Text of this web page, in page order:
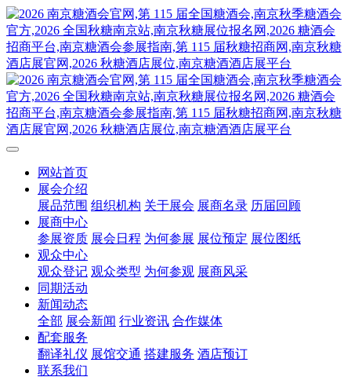
网站首页
展会介绍
展品范围 组织机构 关于展会 展商名录 历届回顾
展商中心
参展资质 展会日程 为何参展 展位预定 展位图纸
观众中心
观众登记 观众类型 为何参观 展商风采
同期活动
新闻动态
全部 展会新闻 行业资讯 合作媒体
配套服务
翻译礼仪 展馆交通 搭建服务 酒店预订
联系我们